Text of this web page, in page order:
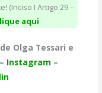
(Inciso I Artigo 29 –
aqui
Olga Tessari e
– Instagram –